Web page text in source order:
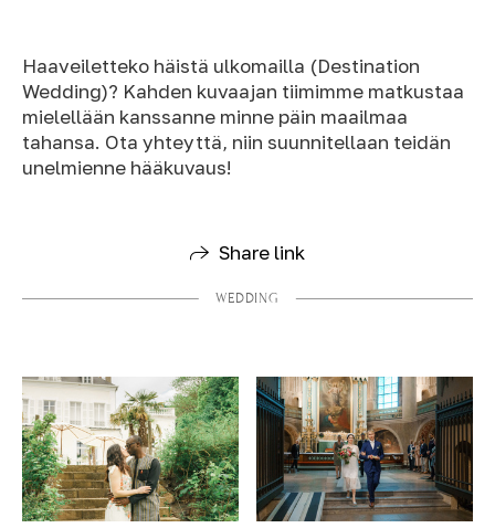
Haaveiletteko häistä ulkomailla (Destination
Wedding)? Kahden kuvaajan tiimimme matkustaa
mielellään kanssanne minne päin maailmaa
tahansa. Ota yhteyttä, niin suunnitellaan teidän
unelmienne hääkuvaus!
Share link
WEDDING